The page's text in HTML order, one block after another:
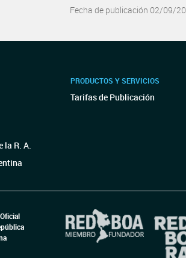
Fecha de publicación 02/09/
la R. A.
PRODUCTOS Y SERVICIOS
Tarifas de Publicación